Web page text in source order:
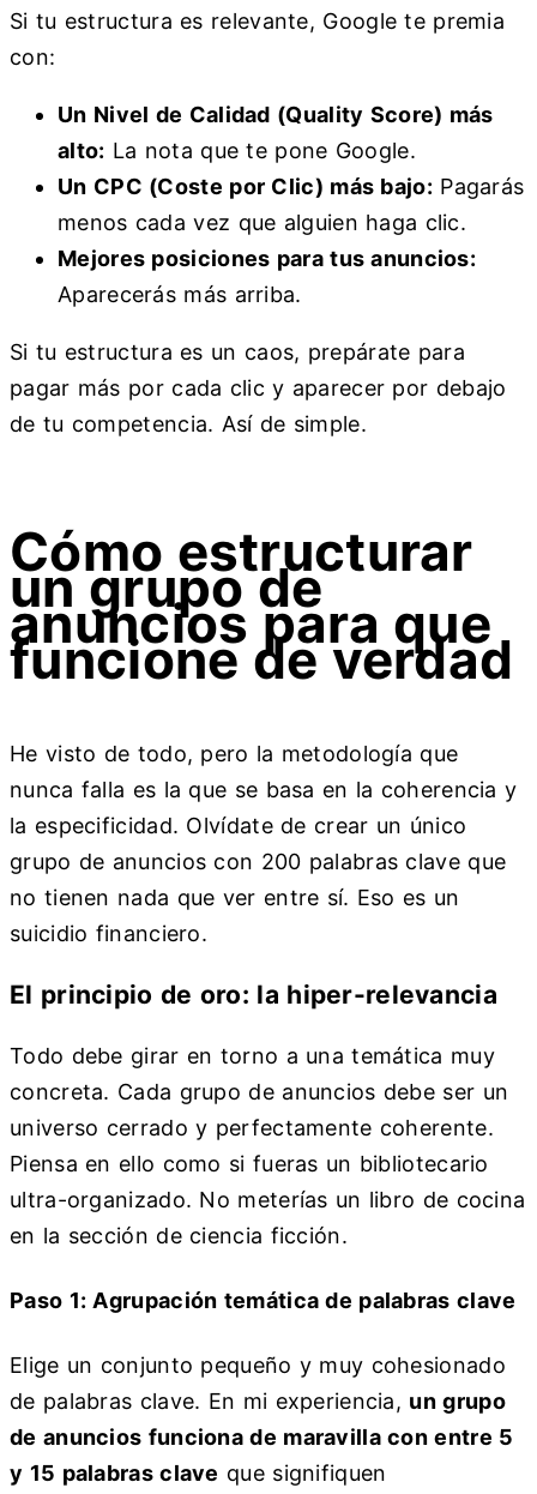
Si tu estructura es relevante, Google te premia
con:
Un Nivel de Calidad (Quality Score) más
alto: La nota que te pone Google.
Un CPC (Coste por Clic) más bajo: Pagarás
menos cada vez que alguien haga clic.
Mejores posiciones para tus anuncios:
Aparecerás más arriba.
Si tu estructura es un caos, prepárate para
pagar más por cada clic y aparecer por debajo
de tu competencia. Así de simple.
Cómo estructurar
un grupo de
anuncios para que
funcione de verdad
He visto de todo, pero la metodología que
nunca falla es la que se basa en la coherencia y
la especificidad. Olvídate de crear un único
grupo de anuncios con 200 palabras clave que
no tienen nada que ver entre sí. Eso es un
suicidio financiero.
El principio de oro: la hiper-relevancia
Todo debe girar en torno a una temática muy
concreta. Cada grupo de anuncios debe ser un
universo cerrado y perfectamente coherente.
Piensa en ello como si fueras un bibliotecario
ultra-organizado. No meterías un libro de cocina
en la sección de ciencia ficción.
Paso 1: Agrupación temática de palabras clave
Elige un conjunto pequeño y muy cohesionado
de palabras clave. En mi experiencia, un grupo
de anuncios funciona de maravilla con entre 5
y 15 palabras clave que signifiquen